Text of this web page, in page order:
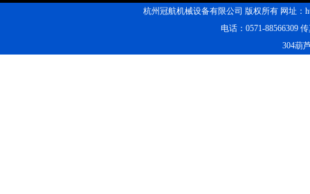
杭州冠航机械设备有限公司 版权所有 网址：
电话：0571-88566309
304葫